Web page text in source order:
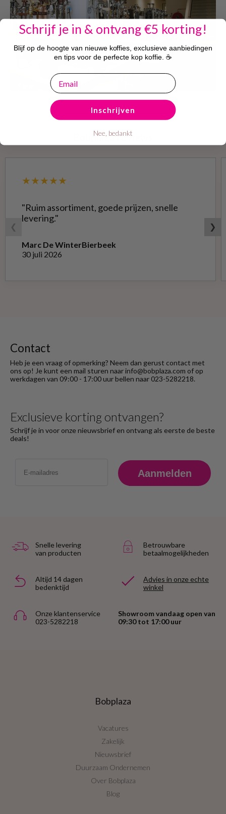
Bobplaza reviews
❮
★★★★★
"Ruim assortiment, goede prijzen, snelle
levering."
Marc De WinterBierbeek
30 juli 2026
❯
Contact
Heb je een vraag of opmerking? Neem dan gerust contact met
ons op! Je kunt een mail sturen naar info@bobplaza.com of op
werkdagen van 09:00 - 17:00 uur bellen naar 023-5282218.
Exclusieve korting ontvangen?
Schrijf je in voor onze nieuwsbrief en ontvang als eerste de beste
deals!
Aanmelden
Snelle levering
van producten
Betrouwbare
betaalmogelijkheden
Altijd 14 dagen
bedenktijd
Advies in onze echte
winkel
Onze klantenservice
023-5282218
Showroom vandaag open van
09:30 tot 17:00 uur
Bobplaza
Vacatures
Zakelijk
Nieuwsbrief
Duurzaam Ondernemen
Over Bobplaza
Blog
Schrijf je in & ontvang €5 korting!
Blijf op de hoogte van nieuwe koffies, exclusieve aanbiedingen
en tips voor de perfecte kop koffie. ☕
email
Inschrijven
Nee, bedankt